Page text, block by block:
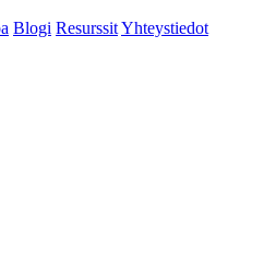
Blogi ResurssitYhteystiedot